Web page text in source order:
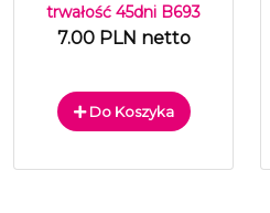
trwałość 45dni B693
7.00 PLN netto
Do Koszyka